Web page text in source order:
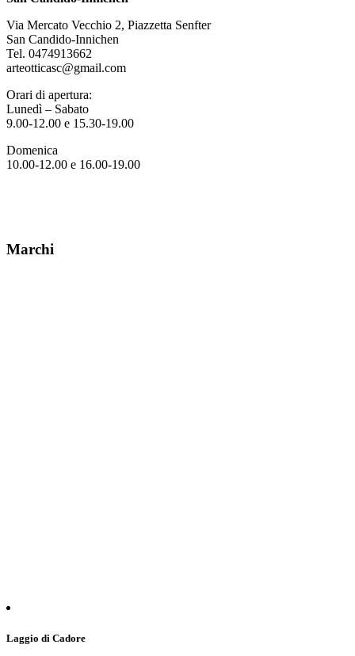
Via Mercato Vecchio 2, Piazzetta Senfter
San Candido-Innichen
Tel. 0474913662
arteotticasc@gmail.com
Orari di apertura:
Lunedì – Sabato
9.00-12.00 e 15.30-19.00
Domenica
10.00-12.00 e 16.00-19.00
Marchi
Laggio di Cadore